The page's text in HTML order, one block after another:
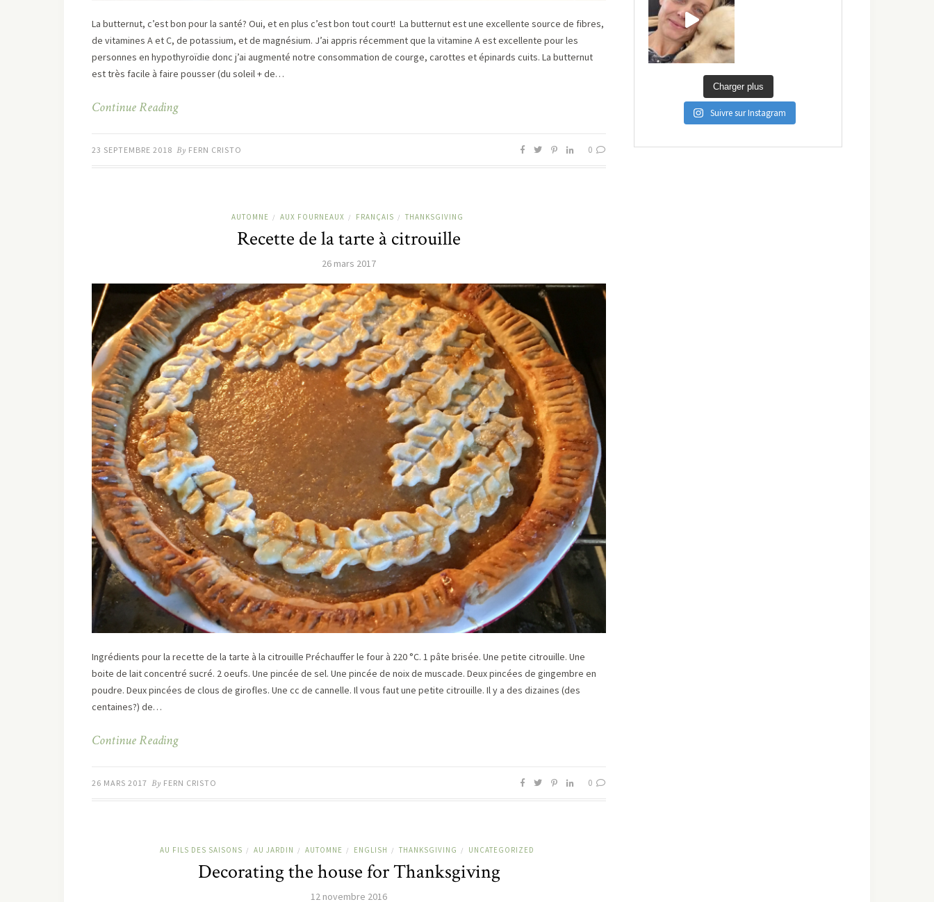
La butternut, c’est bon pour la santé? Oui, et en plus c’est bon tout court! La butternut est une excellente source de fibres,
de vitamines A et C, de potassium, et de magnésium. J’ai appris récemment que la vitamine A est excellente pour les
personnes en hypothyroïdie donc j’ai augmenté notre consommation de courge, carottes et épinards cuits. La butternut
est très facile à faire pousser (du soleil + de…
Continue Reading
23 SEPTEMBRE 2018 By FERN CRISTO 0
AUTOMNE / AUX FOURNEAUX / FRANÇAIS / THANKSGIVING
Recette de la tarte à citrouille
26 mars 2017
Ingrédients pour la recette de la tarte à la citrouille Préchauffer le four à 220 °C. 1 pâte brisée. Une petite citrouille. Une
boite de lait concentré sucré. 2 oeufs. Une pincée de sel. Une pincée de noix de muscade. Deux pincées de gingembre en
poudre. Deux pincées de clous de girofles. Une cc de cannelle. Il vous faut une petite citrouille. Il y a des dizaines (des
centaines?) de…
Continue Reading
26 MARS 2017 By FERN CRISTO 0
AU FILS DES SAISONS / AU JARDIN / AUTOMNE / ENGLISH / THANKSGIVING / UNCATEGORIZED
Decorating the house for Thanksgiving
12 novembre 2016
Charger plus
Suivre sur Instagram